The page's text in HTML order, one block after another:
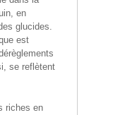
en
glucides.
est
se reflètent
riches en